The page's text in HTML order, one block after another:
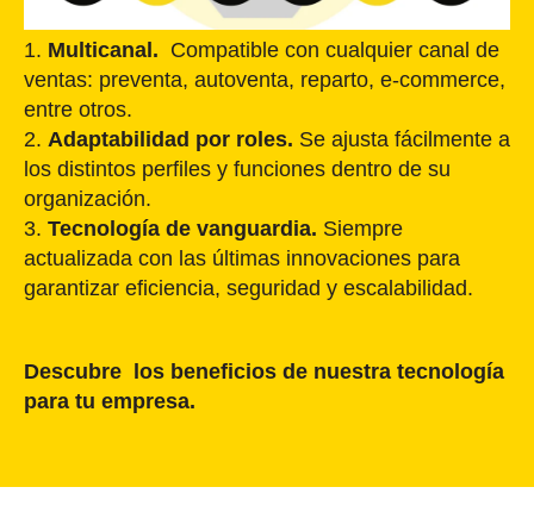
1. Multicanal. Compatible con cualquier canal de
ventas: preventa, autoventa, reparto, e-commerce,
entre otros.
2. Adaptabilidad por roles. Se ajusta fácilmente a
los distintos perfiles y funciones dentro de su
organización.
3. Tecnología de vanguardia. Siempre
actualizada con las últimas innovaciones para
garantizar eficiencia, seguridad y escalabilidad.
Descubre los beneficios de nuestra tecnología
para tu empresa.